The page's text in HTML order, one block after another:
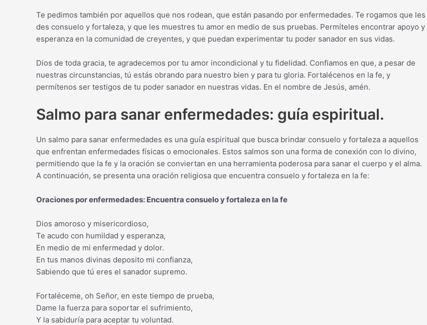
Te pedimos también por aquellos que nos rodean, que están pasando por enfermedades. Te rogamos que les
des consuelo y fortaleza, y que les muestres tu amor en medio de sus pruebas. Permíteles encontrar apoyo y
esperanza en la comunidad de creyentes, y que puedan experimentar tu poder sanador en sus vidas.
Dios de toda gracia, te agradecemos por tu amor incondicional y tu fidelidad. Confiamos en que, a pesar de
nuestras circunstancias, tú estás obrando para nuestro bien y para tu gloria. Fortalécenos en la fe, y
permítenos ser testigos de tu poder sanador en nuestras vidas. En el nombre de Jesús, amén.
Salmo para sanar enfermedades: guía espiritual.
Un salmo para sanar enfermedades es una guía espiritual que busca brindar consuelo y fortaleza a aquellos
que enfrentan enfermedades físicas o emocionales. Estos salmos son una forma de conexión con lo divino,
permitiendo que la fe y la oración se conviertan en una herramienta poderosa para sanar el cuerpo y el alma.
A continuación, se presenta una oración religiosa que encuentra consuelo y fortaleza en la fe:
Oraciones por enfermedades: Encuentra consuelo y fortaleza en la fe
Dios amoroso y misericordioso,
Te acudo con humildad y esperanza,
En medio de mi enfermedad y dolor.
En tus manos divinas deposito mi confianza,
Sabiendo que tú eres el sanador supremo.
Fortaléceme, oh Señor, en este tiempo de prueba,
Dame la fuerza para soportar el sufrimiento,
Y la sabiduría para aceptar tu voluntad.